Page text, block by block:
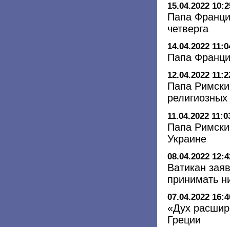
15.04.2022
Папа
четверга
14.04.2022
Папа
12.04.2022
Папа
11.04.2022
Папа
Украине
08.04.2022
Ватикан
принимать
07.04.2022
«Дух
Греции